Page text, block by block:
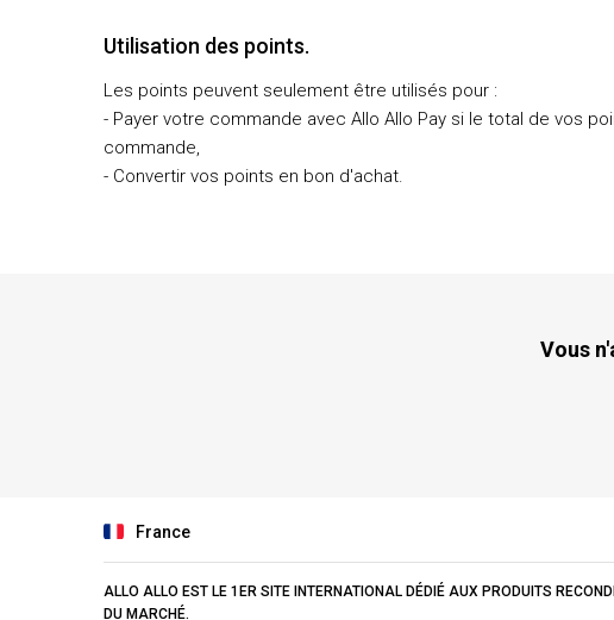
Utilisation des points.
Les points peuvent seulement être utilisés pour :
- Payer votre commande avec Allo Allo Pay si le total de vos
commande,
- Convertir vos points en bon d'achat.
Vous
France
ALLO ALLO EST LE 1ER SITE INTERNATIONAL DÉDIÉ AUX PRODUITS
DU MARCHÉ.